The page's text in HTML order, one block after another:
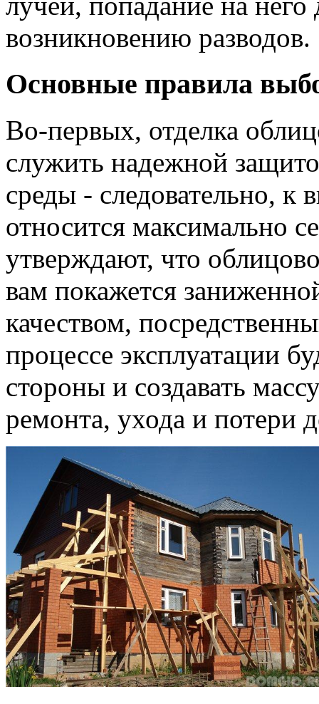
возникновению разводов.
Основные правила
Во-первых, отделка
служить надежной
среды - следовательно, к
относится максимально
утверждают, что
вам покажется
качеством,
процессе эксплуатации
стороны и создавать
ремонта, ухода и потери